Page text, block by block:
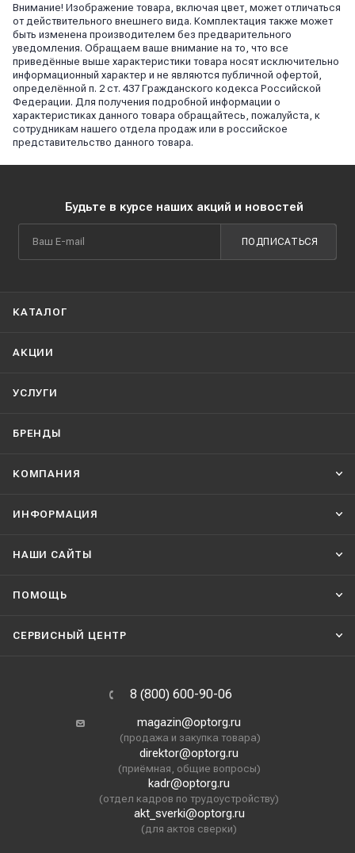
Внимание! Изображение товара, включая цвет, может отличаться
от действительного внешнего вида. Комплектация также может
быть изменена производителем без предварительного
уведомления. Обращаем ваше внимание на то, что все
приведённые выше характеристики товара носят исключительно
информационный характер и не являются публичной офертой,
определённой п. 2 ст. 437 Гражданского кодекса Российской
Федерации. Для получения подробной информации о
характеристиках данного товара обращайтесь, пожалуйста, к
сотрудникам нашего отдела продаж или в российское
представительство данного товара.
Будьте в курсе наших акций и новостей
ПОДПИСАТЬСЯ
КАТАЛОГ
АКЦИИ
УСЛУГИ
БРЕНДЫ
КОМПАНИЯ
ИНФОРМАЦИЯ
НАШИ CАЙТЫ
ПОМОЩЬ
СЕРВИСНЫЙ ЦЕНТР
8 (800) 600-90-06
magazin@optorg.ru
(продажа и закупка товара)
direktor@optorg.ru
(приёмная, общие вопросы)
kadr@optorg.ru
(отдел кадров по трудоустройству)
akt_sverki@optorg.ru
(для актов сверки)